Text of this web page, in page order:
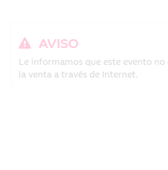
AVISO
Le informamos que este evento no
la venta a través de Internet.